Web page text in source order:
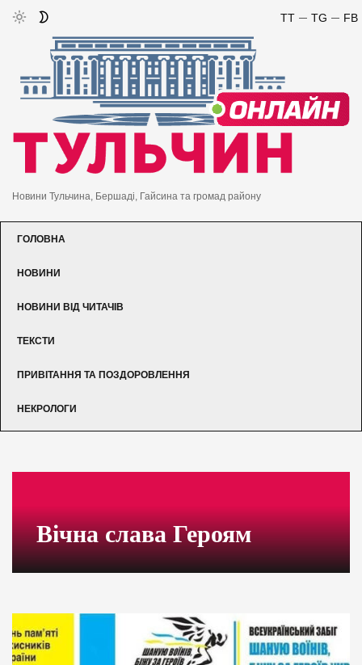
FB
TG
TT
Новини Тульчина, Бершаді, Гайсина та громад району
ГОЛОВНА
НОВИНИ
НОВИНИ ВІД ЧИТАЧІВ
ТЕКСТИ
ПРИВІТАННЯ ТА ПОЗДОРОВЛЕННЯ
НЕКРОЛОГИ
Вічна слава Героям